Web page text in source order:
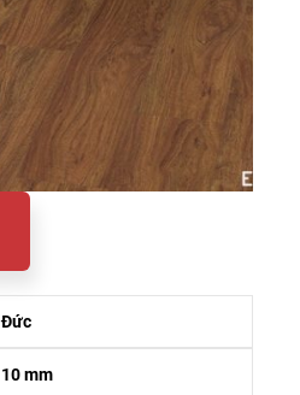
Đức
10 mm